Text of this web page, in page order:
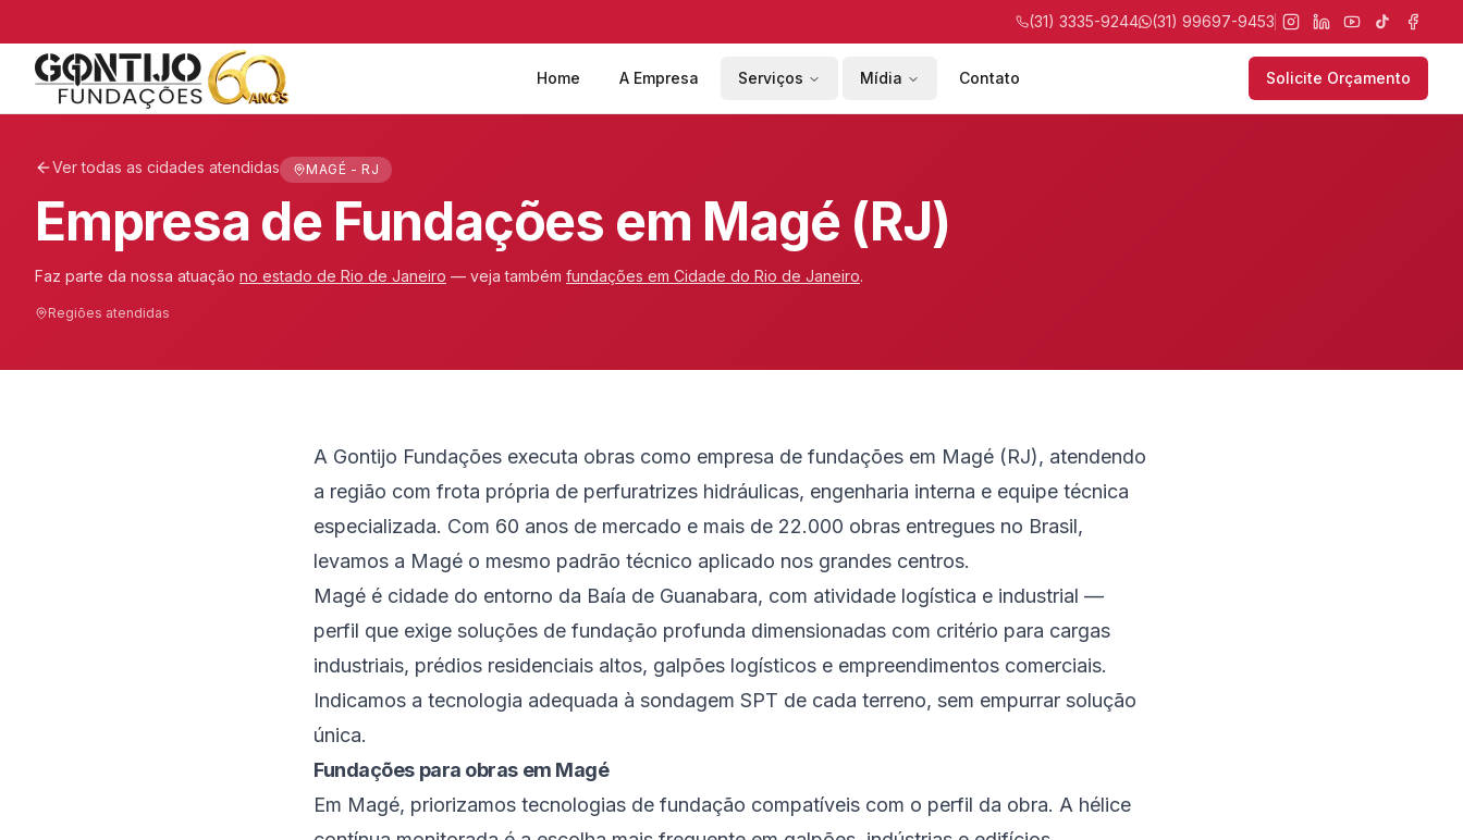
(31) 3335-9244 (31) 99697-9453
Home A Empresa Serviços Mídia Contato Solicite Orçamento
Ver todas as cidades atendidas MAGÉ - RJ
Empresa de Fundações em Magé (RJ)
Faz parte da nossa atuação no estado de Rio de Janeiro — veja também fundações em Cidade do Rio de Janeiro.
Regiões atendidas
A Gontijo Fundações executa obras como empresa de fundações em Magé (RJ), atendendo
a região com frota própria de perfuratrizes hidráulicas, engenharia interna e equipe técnica
especializada. Com 60 anos de mercado e mais de 22.000 obras entregues no Brasil,
levamos a Magé o mesmo padrão técnico aplicado nos grandes centros.
Magé é cidade do entorno da Baía de Guanabara, com atividade logística e industrial —
perfil que exige soluções de fundação profunda dimensionadas com critério para cargas
industriais, prédios residenciais altos, galpões logísticos e empreendimentos comerciais.
Indicamos a tecnologia adequada à sondagem SPT de cada terreno, sem empurrar solução
única.
Fundações para obras em Magé
Em Magé, priorizamos tecnologias de fundação compatíveis com o perfil da obra. A hélice